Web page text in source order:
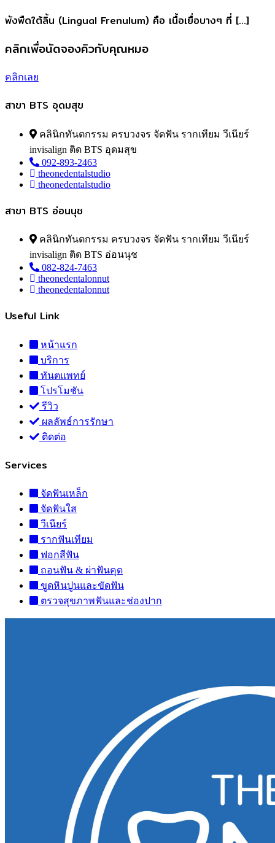
พังพืดใต้ลิ้น (Lingual Frenulum) คือ เนื้อเยื่อบางๆ ที่ […]
คลิกเพื่อนัดจองคิวกับคุณหมอ
คลิกเลย
สาขา BTS อุดมสุข
คลินิกทันตกรรม ครบวงจร จัดฟัน รากเทียม วีเนียร์
invisalign ติด BTS อุดมสุข
092-893-2463
theonedentalstudio
theonedentalstudio
สาขา BTS อ่อนนุช
คลินิกทันตกรรม ครบวงจร จัดฟัน รากเทียม วีเนียร์
invisalign ติด BTS อ่อนนุช
082-824-7463
theonedentalonnut
theonedentalonnut
Useful Link
หน้าแรก
บริการ
ทันตแพทย์
โปรโมชัน
รีวิว
ผลลัพธ์การรักษา
ติดต่อ
Services
จัดฟันเหล็ก
จัดฟันใส
วีเนียร์
รากฟันเทียม
ฟอกสีฟัน
ถอนฟัน & ผ่าฟันคุด
ขูดหินปูนและขัดฟัน
ตรวจสุขภาพฟันและช่องปาก